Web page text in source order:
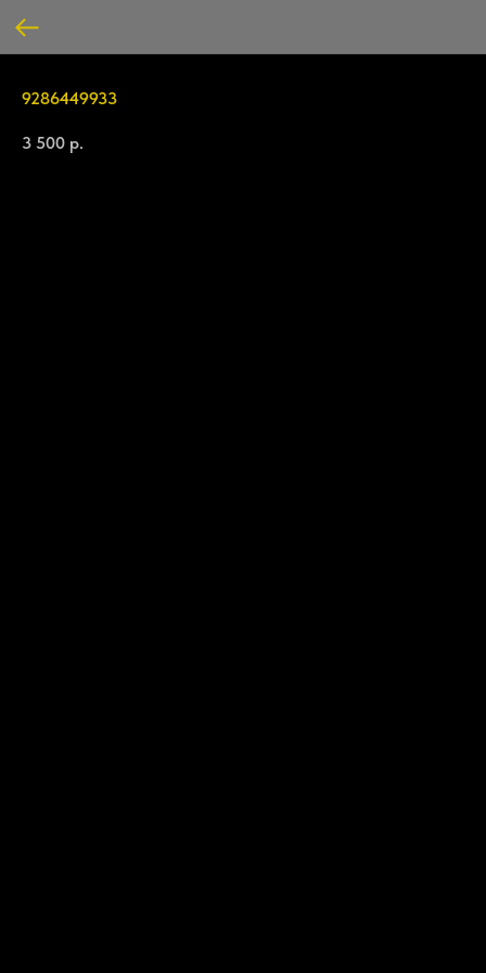
9286449933
3 500 р.